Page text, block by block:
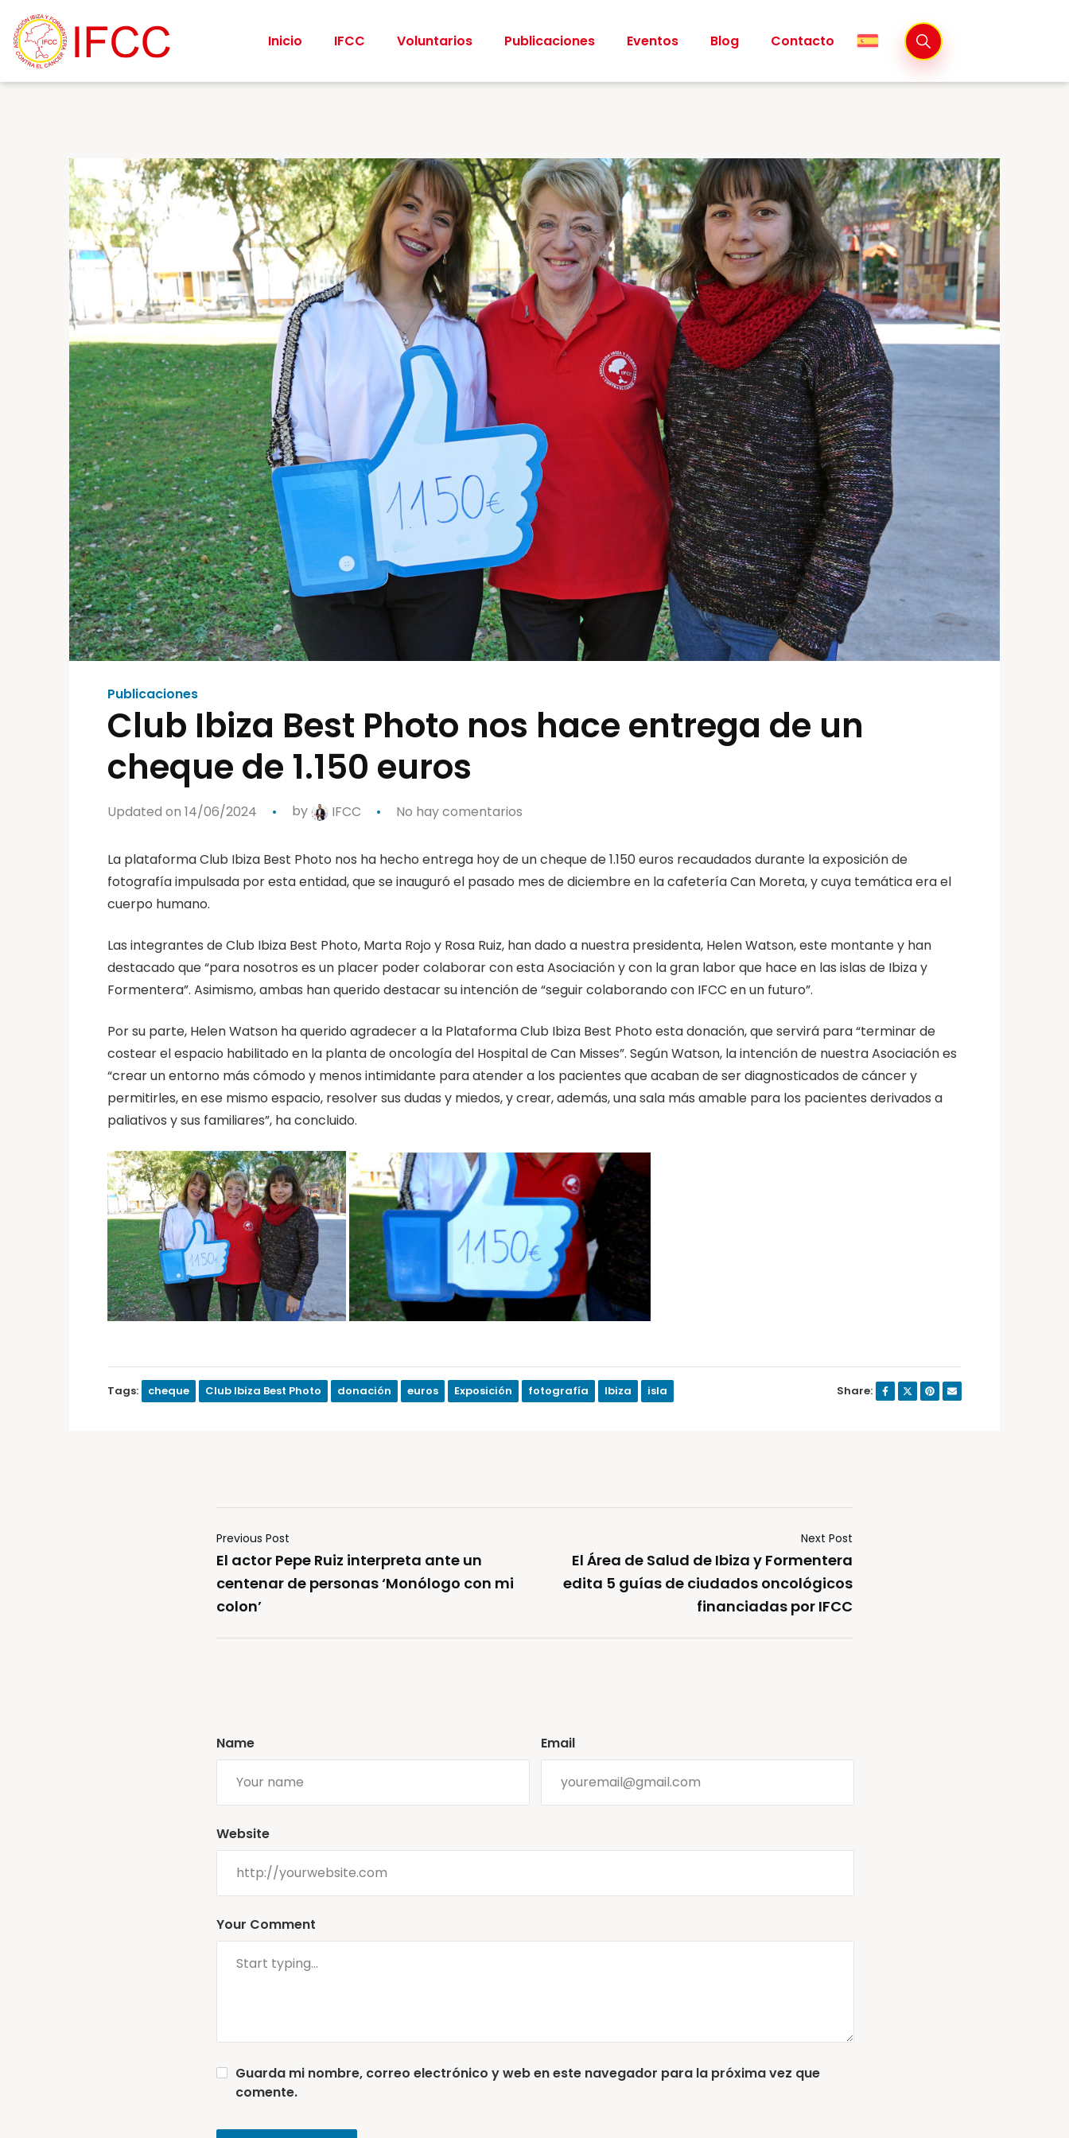
Inicio IFCC Voluntarios Publicaciones Eventos Blog Contacto
Publicaciones
Club Ibiza Best Photo nos hace entrega de un
cheque de 1.150 euros
Updated on 14/06/2024 by IFCC No hay comentarios
La plataforma Club Ibiza Best Photo nos ha hecho entrega hoy de un cheque de 1.150 euros recaudados durante la exposición de
fotografía impulsada por esta entidad, que se inauguró el pasado mes de diciembre en la cafetería Can Moreta, y cuya temática era el
cuerpo humano.
Las integrantes de Club Ibiza Best Photo, Marta Rojo y Rosa Ruiz, han dado a nuestra presidenta, Helen Watson, este montante y han
destacado que “para nosotros es un placer poder colaborar con esta Asociación y con la gran labor que hace en las islas de Ibiza y
Formentera”. Asimismo, ambas han querido destacar su intención de “seguir colaborando con IFCC en un futuro”.
Por su parte, Helen Watson ha querido agradecer a la Plataforma Club Ibiza Best Photo esta donación, que servirá para “terminar de
costear el espacio habilitado en la planta de oncología del Hospital de Can Misses”. Según Watson, la intención de nuestra Asociación es
“crear un entorno más cómodo y menos intimidante para atender a los pacientes que acaban de ser diagnosticados de cáncer y
permitirles, en ese mismo espacio, resolver sus dudas y miedos, y crear, además, una sala más amable para los pacientes derivados a
paliativos y sus familiares”, ha concluido.
Tags: cheque Club Ibiza Best Photo donación euros Exposición fotografía Ibiza isla Share:
Previous Post
El actor Pepe Ruiz interpreta ante un
centenar de personas ‘Monólogo con mi
colon’
Next Post
El Área de Salud de Ibiza y Formentera
edita 5 guías de ciudados oncológicos
financiadas por IFCC
Your Comment
Name Email
Website
Guarda mi nombre, correo electrónico y web en este navegador para la próxima vez que
comente.